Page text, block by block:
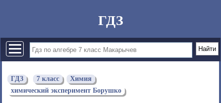
ГДЗ
ГДЗ 7 класс
Химия
химический эксперимент Борушко